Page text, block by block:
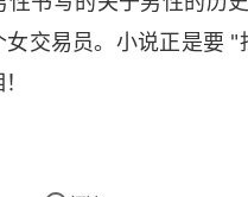
交易员。小说正是要